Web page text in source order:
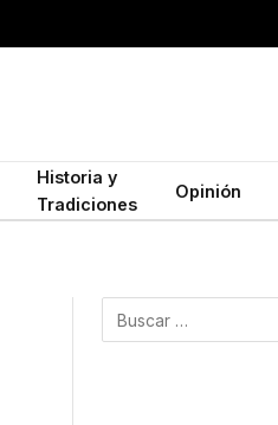
Historia y
Tradiciones
Opinión